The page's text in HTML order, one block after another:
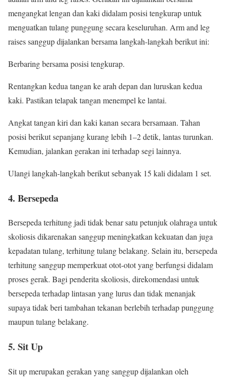
mengangkat lengan dan kaki didalam posisi tengkurap untuk
menguatkan tulang punggung secara keseluruhan. Arm and leg
raises sanggup dijalankan bersama langkah-langkah berikut ini:
Berbaring bersama posisi tengkurap.
Rentangkan kedua tangan ke arah depan dan luruskan kedua
kaki. Pastikan telapak tangan menempel ke lantai.
Angkat tangan kiri dan kaki kanan secara bersamaan. Tahan
posisi berikut sepanjang kurang lebih 1–2 detik, lantas turunkan.
Kemudian, jalankan gerakan ini terhadap segi lainnya.
Ulangi langkah-langkah berikut sebanyak 15 kali didalam 1 set.
4. Bersepeda
Bersepeda terhitung jadi tidak benar satu petunjuk olahraga untuk
skoliosis dikarenakan sanggup meningkatkan kekuatan dan juga
kepadatan tulang, terhitung tulang belakang. Selain itu, bersepeda
terhitung sanggup memperkuat otot-otot yang berfungsi didalam
proses gerak. Bagi penderita skoliosis, direkomendasi untuk
bersepeda terhadap lintasan yang lurus dan tidak menanjak
supaya tidak beri tambahan tekanan berlebih terhadap punggung
maupun tulang belakang.
5. Sit Up
Sit up merupakan gerakan yang sanggup dijalankan oleh